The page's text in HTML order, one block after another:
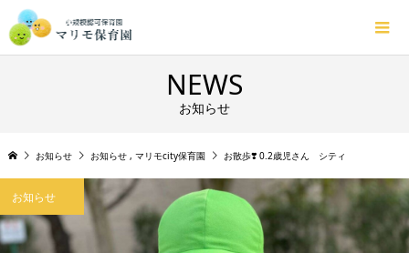
NEWS
お知らせ
お知らせ お知らせ , マリモcity保育園 お散歩❣️ 0.2歳児さん シティ
お知らせ